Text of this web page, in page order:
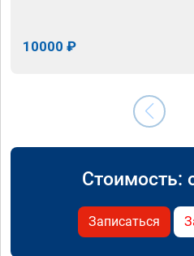
10000 ₽
Стоимость:
Записаться